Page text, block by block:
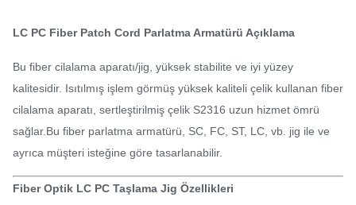
LC PC Fiber Patch Cord Parlatma Armatürü Açıklama
Bu fiber cilalama aparatı/jig, yüksek stabilite ve iyi yüzey
kalitesidir. Isıtılmış işlem görmüş yüksek kaliteli çelik kullanan fiber
cilalama aparatı, sertleştirilmiş çelik S2316 uzun hizmet ömrü
sağlar.Bu fiber parlatma armatürü, SC, FC, ST, LC, vb. jig ile ve
ayrıca müşteri isteğine göre tasarlanabilir.
Fiber Optik LC PC Taşlama Jig Özellikleri